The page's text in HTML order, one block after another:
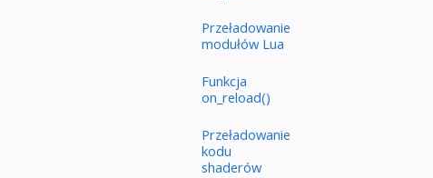
Przeładowanie
modułów Lua
Funkcja
on_reload()
Przeładowanie
kodu
shaderów